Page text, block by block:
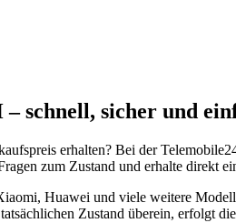
schnell, sicher und
erhalten? Bei der
zum Zustand und erhalte direkt
Huawei und viele weitere
Zustand überein, erfolgt